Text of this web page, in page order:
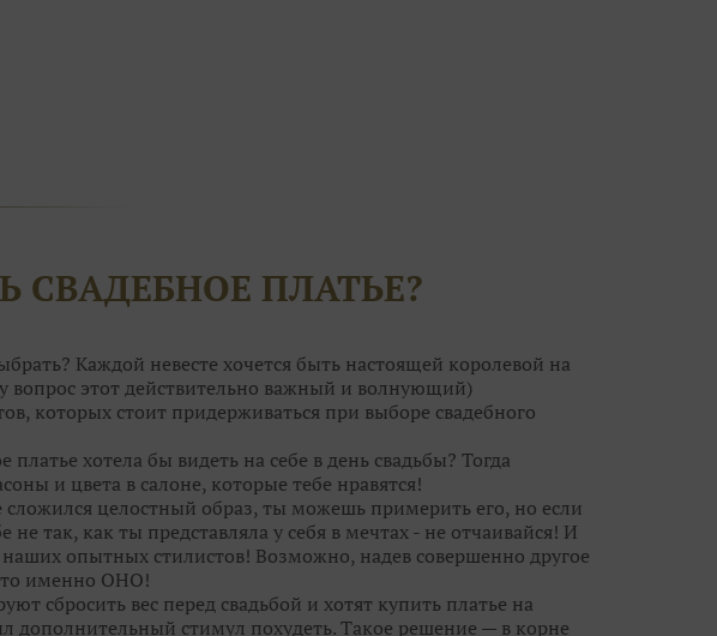
СВАДЕБНОЕ ПЛАТЬЕ?
Каждой невесте хочется быть настоящей королевой на
вопрос этот действительно важный и волнующий)
которых стоит придерживаться при выборе свадебного
хотела бы видеть на себе в день свадьбы? Тогда
и цвета в салоне, которые тебе нравятся!
сложился целостный образ, ты можешь примерить его, но если
не так, как ты представляла у себя в мечтах - не отчаивайся! И
опытных стилистов! Возможно, надев совершенно другое
именно ОНО!
сбросить вес перед свадьбой и хотят купить платье на
дополнительный стимул похудеть. Такое решение — в корне